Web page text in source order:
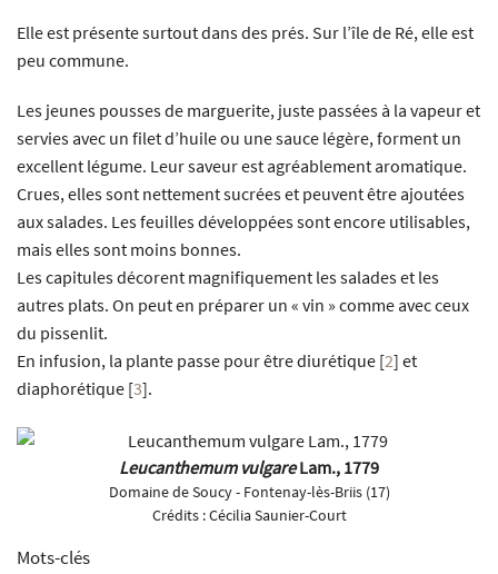
Elle est présente surtout dans des prés. Sur l’île de Ré, elle est
peu commune.
Les jeunes pousses de marguerite, juste passées à la vapeur et
servies avec un filet d’huile ou une sauce légère, forment un
excellent légume. Leur saveur est agréablement aromatique.
Crues, elles sont nettement sucrées et peuvent être ajoutées
aux salades. Les feuilles développées sont encore utilisables,
mais elles sont moins bonnes.
Les capitules décorent magnifiquement les salades et les
autres plats. On peut en préparer un « vin » comme avec ceux
du pissenlit.
En infusion, la plante passe pour être diurétique [2] et
diaphorétique [3].
Leucanthemum vulgareLam., 1779
Domaine de Soucy - Fontenay-lès-Briis (17)
Crédits :Cécilia Saunier-Court
Mots-clés